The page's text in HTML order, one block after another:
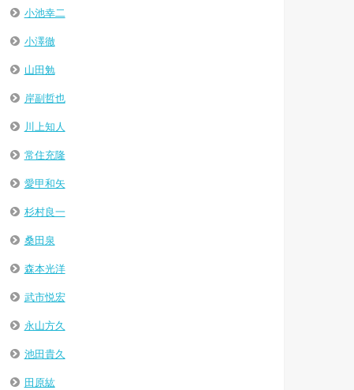
小池幸二
小澤徹
山田勉
岸副哲也
川上知人
常住充隆
愛甲和矢
杉村良一
桑田泉
森本光洋
武市悦宏
永山方久
池田貴久
田原紘